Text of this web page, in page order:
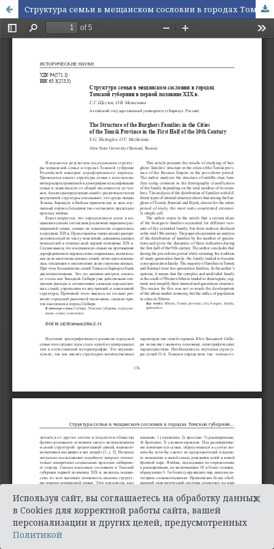
Структура семьи в мещанском сословии в городах Томской губернии в первой половине XIX в.
Используя сайт, вы соглашаетесь на обработку данных
в Cookies для корректной работы сайта, вашей
персонализации и других целей, предусмотренных
Политикой
×